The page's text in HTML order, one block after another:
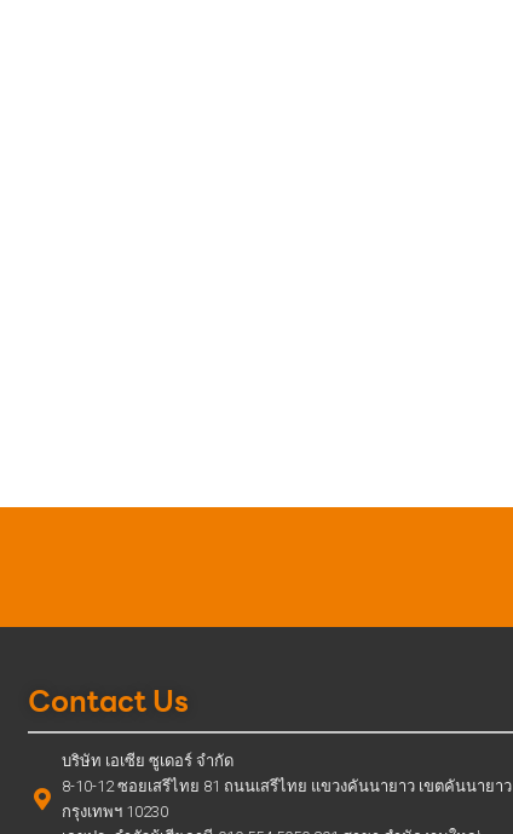
Contact Us
บริษัท เอเซีย ซูเดอร์ จำกัด
8-10-12 ซอยเสรีไทย 81 ถนนเสรีไทย แขวงคันนายาว เขตคันนายาว
กรุงเทพฯ 10230